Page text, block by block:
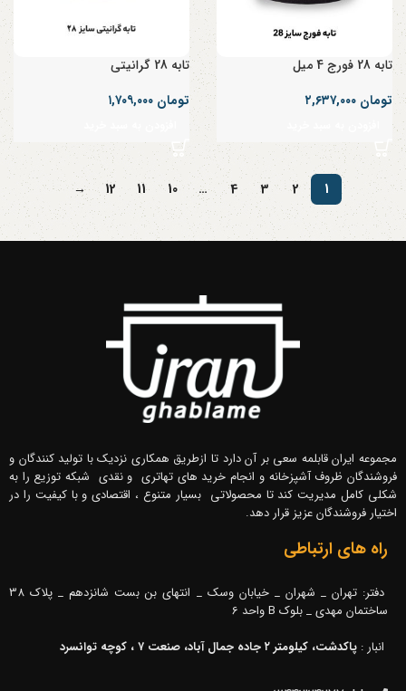
تابه 28 فورج 4 میل
تومان
تابه 28 گرانیتی
تومان
1
2
3
4
…
10
11
12
→
مجموعه ایران قابلمه سعی بر آن دارد تا ازطریق همکاری نزدیک با تولید کنندگان و
فروشندگان ظروف آشپزخانه و انجام خرید های تهاتری و نقدی شبکه توزیع را به
شکلی کامل مدیریت کند تا محصولاتی بسیار متنوع ، اقتصادی و با کیفیت را در
اختیار فروشندگان عزیز قرار دهد.
راه های ارتباطی
دفتر: تهران _ شهران _ خیابان وسک _ انتهای بن بست شانزدهم _ پلاک 38
ساختمان مهدی _ بلوک B واحد 6
انبار : پاکدشت، کیلومتر ۲ جاده جمال آباد، صنعت ۷ ، کوچه توانسرد